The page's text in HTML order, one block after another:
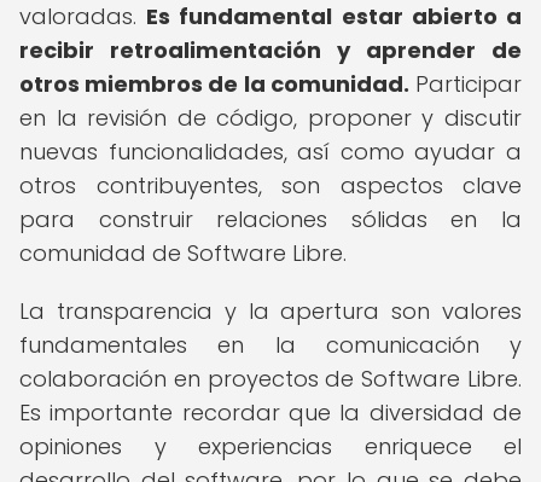
valoradas. Es fundamental estar abierto a
recibir retroalimentación y aprender de
otros miembros de la comunidad. Participar
en la revisión de código, proponer y discutir
nuevas funcionalidades, así como ayudar a
otros contribuyentes, son aspectos clave
para construir relaciones sólidas en la
comunidad de Software Libre.
La transparencia y la apertura son valores
fundamentales en la comunicación y
colaboración en proyectos de Software Libre.
Es importante recordar que la diversidad de
opiniones y experiencias enriquece el